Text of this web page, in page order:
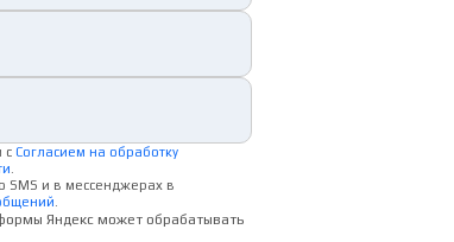
с Согласием на обработку
и в мессенджерах в
Яндекс может обрабатывать